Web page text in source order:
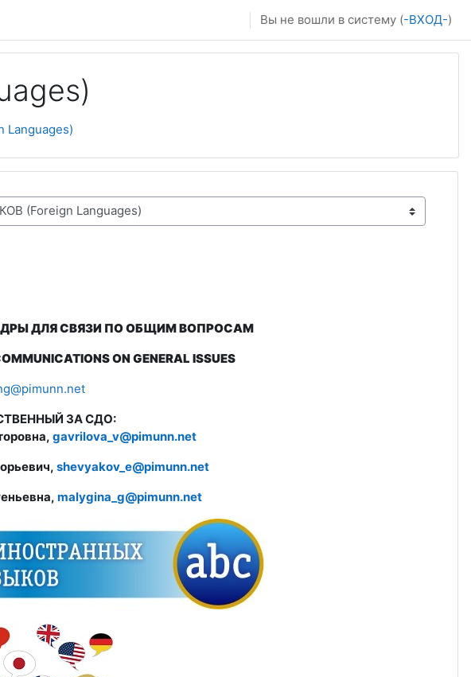
Вы не вошли в систему (-ВХОД-)
ДЛЯ СВЯЗИ ПО ОБЩИМ ВОПРОСАМ
ON GENERAL ISSUES
ЗА СДО:
gavrilova_v@pimunn.net
shevyakov_e@pimunn.net
malygina_g@pimunn.net